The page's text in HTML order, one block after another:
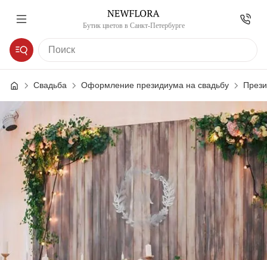
Бутик цветов в Санкт-Петербурге
Свадьба Оформление президиума на свадьбу